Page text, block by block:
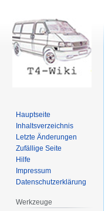
Hauptseite
Inhaltsverzeichnis
Letzte Änderungen
Zufällige Seite
Hilfe
Impressum
Datenschutzerklärung
Werkzeuge